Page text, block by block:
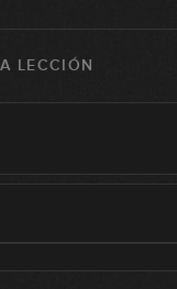
LECCIÓN
#13: Forró en Fm